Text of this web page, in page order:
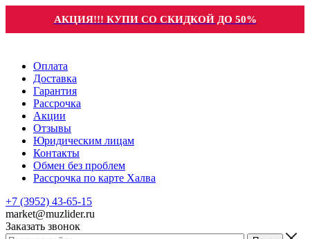
АКЦИЯ!!! КУПИ СО СКИДКОЙ ДО 50%
Оплата
Доставка
Гарантия
Рассрочка
Акции
Отзывы
Юридическим лицам
Контакты
Обмен без проблем
Рассрочка по карте Халва
+7 (3952) 43-65-15
market@muzlider.ru
Заказать звонок